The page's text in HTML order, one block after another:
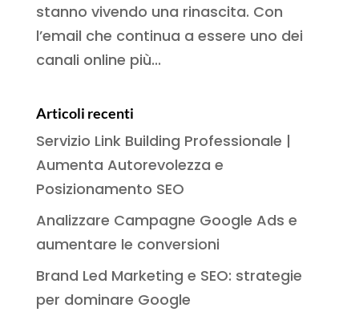
stanno vivendo una rinascita. Con
l’email che continua a essere uno dei
canali online più...
Articoli recenti
Servizio Link Building Professionale |
Aumenta Autorevolezza e
Posizionamento SEO
Analizzare Campagne Google Ads e
aumentare le conversioni
Brand Led Marketing e SEO: strategie
per dominare Google